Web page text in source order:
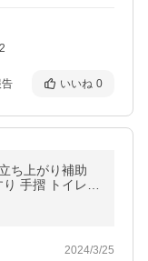
いいね 0
ち上がり補助
手摺 トイレ用
ーヤマ TRT-6
2024/3/25